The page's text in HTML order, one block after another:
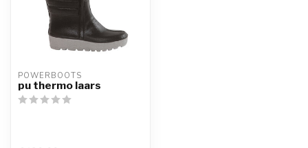
POWERBOOTS
pu thermo laars